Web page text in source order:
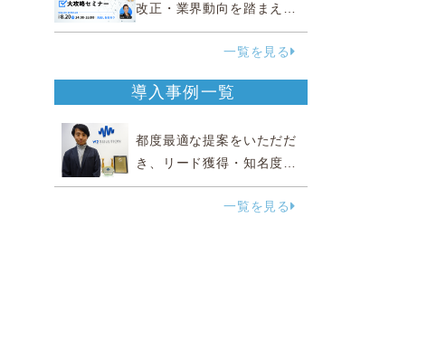
改正・業界動向を踏まえて
事例で理解 健食・機能
性“あいまいゾーン”大攻略セ
一覧を見る
導入事例一覧
都度最適な提案をいただだ
き、リード獲得・知名度向
上に効果実感
一覧を見る